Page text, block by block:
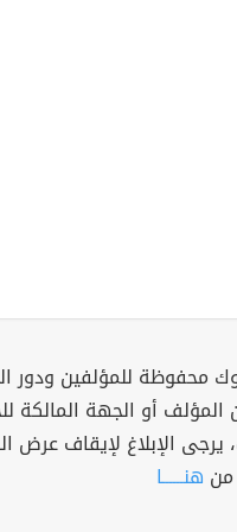
محفوظة للمؤلفين ودور
أو الجهة المالكة
الإبلاغ لإيقاف عرض
من هنــــــا